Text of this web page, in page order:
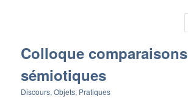
Colloque comparaisons
sémiotiques
Discours, Objets, Pratiques